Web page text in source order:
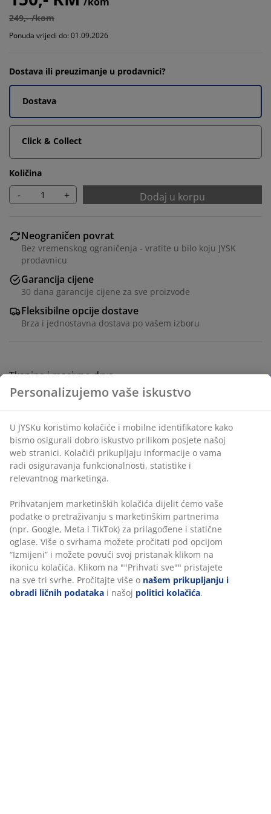
249,- /kom
Ponuda vrijedi do: 01.09.2026
Dostava ili preuzimanje u prodavnici?
Dostava
Click & Collect
Količina
- + Dodaj u korpu
Neograničen povrat
Bez vremenskog ograničenja - vratite u bilo koju JYSK
prodavnicu
Garancija cijene
30 dana garancije cijene za sve proizvode
Fleksibilne opcije dostave
Brza i jednostavna dostava po vašem izboru
Tkanina i masivno drvo.
Uputstvo za sastavljanje
Podaci o proizvodu
Recenzije
( 76)
Dostava